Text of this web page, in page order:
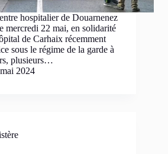
hospitalier de Douarnenez
mercredi 22 mai, en solidarité
de Carhaix récemment
sous le régime de la garde à
plusieurs…
2024